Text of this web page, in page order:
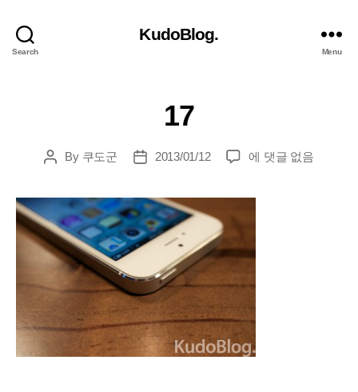
Search
KudoBlog.
Menu
17
PostBy 쿠도군
Post2013/01/12 17
에 댓글 없음